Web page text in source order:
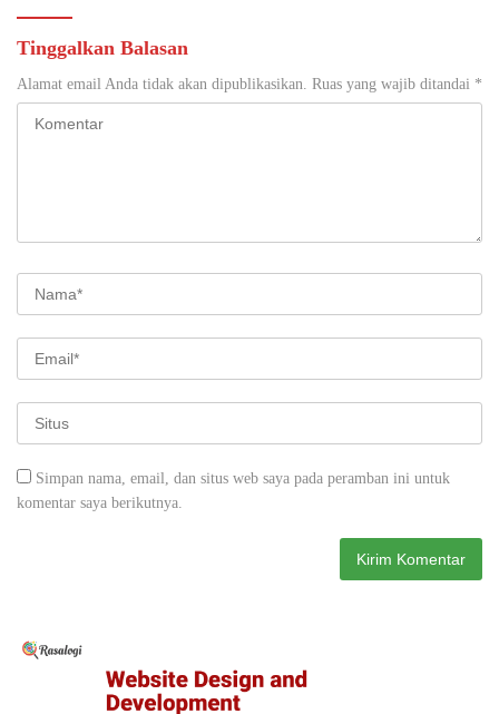
Tinggalkan Balasan
Alamat email Anda tidak akan dipublikasikan. Ruas yang wajib ditandai *
Simpan nama, email, dan situs web saya pada peramban ini untuk
komentar saya berikutnya.